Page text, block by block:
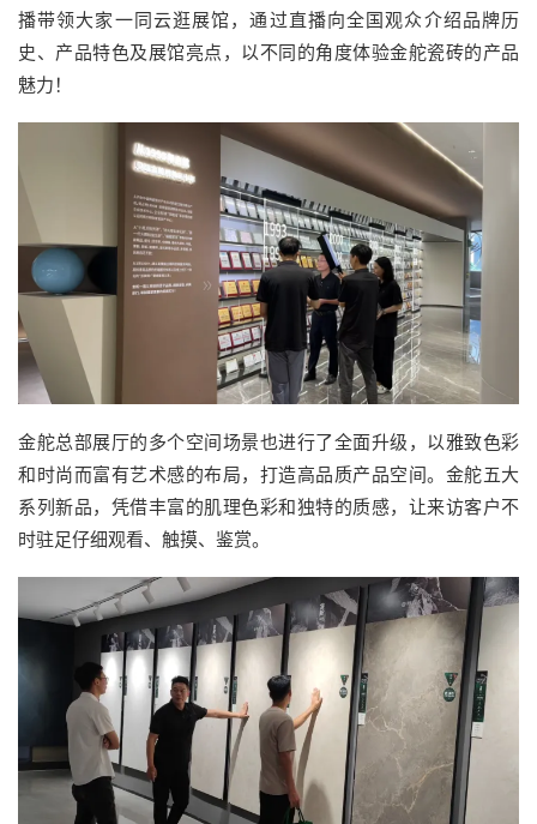
播带领大家一同云逛展馆，通过直播向全国观众介绍品牌历
史、产品特色及展馆亮点，以不同的角度体验金舵瓷砖的产品
魅力！
金舵总部展厅的多个空间场景也进行了全面升级，以雅致色彩
和时尚而富有艺术感的布局，打造高品质产品空间。金舵五大
系列新品，凭借丰富的肌理色彩和独特的质感，让来访客户不
时驻足仔细观看、触摸、鉴赏。